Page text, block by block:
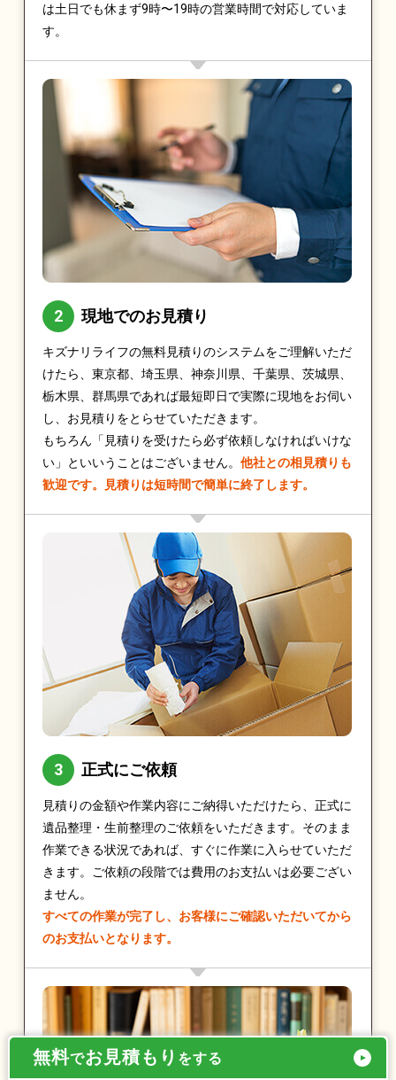
は土日でも休まず9時〜19時の営業時間で対応していま
す。
現地でのお見積り
キズナリライフの無料見積りのシステムをご理解いただ
けたら、東京都、埼玉県、神奈川県、千葉県、茨城県、
栃木県、群馬県であれば最短即日で実際に現地をお伺い
し、お見積りをとらせていただきます。
もちろん「見積りを受けたら必ず依頼しなければいけな
い」といいうことはございません。 他社との相見積りも
歓迎です。見積りは短時間で簡単に終了します。
正式にご依頼
見積りの金額や作業内容にご納得いただけたら、正式に
遺品整理・生前整理のご依頼をいただきます。そのまま
作業できる状況であれば、すぐに作業に入らせていただ
きます。ご依頼の段階では費用のお支払いは必要ござい
ません。
すべての作業が完了し、お客様にご確認いただいてから
のお支払いとなります。
無料でお見積もり をする